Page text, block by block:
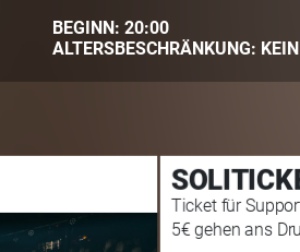
BEGINN: 20:00
ALTERSBESCHRÄNKUNG:
Ticket für
5€ gehen ans